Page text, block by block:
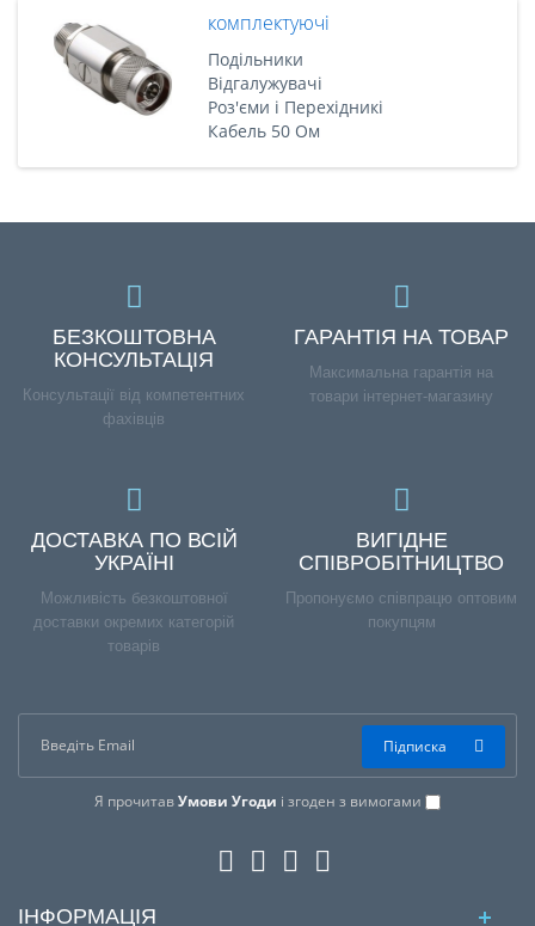
комплектуючі
Подільники
Відгалужувачі
Роз'єми і Перехідникі
Кабель 50 Ом
БЕЗКОШТОВНА
КОНСУЛЬТАЦІЯ
Консультації від компетентних
фахівців
ГАРАНТІЯ НА ТОВАР
Максимальна гарантія на
товари інтернет-магазину
ДОСТАВКА ПО ВСІЙ
УКРАЇНІ
Можливість безкоштовної
доставки окремих категорій
товарів
ВИГІДНЕ
СПІВРОБІТНИЦТВО
Пропонуємо співпрацю оптовим
покупцям
Я прочитавУмови Угоди і згоден з вимогами
Підписка
ІНФОРМАЦІЯ